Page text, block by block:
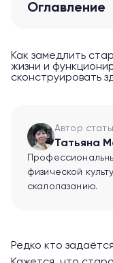
Оглавление
Как замедлить
жизни и
сконструировать
Автор
Татьяна
физической
скалолазанию.
Редко кто